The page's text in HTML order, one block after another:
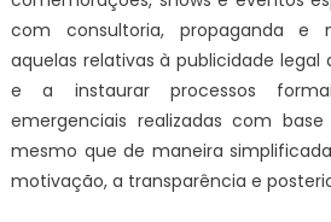
com consultoria, propaganda e
aquelas relativas à publicidade legal
e a instaurar processos
emergenciais realizadas com base
mesmo que de maneira
motivação, a transparência e